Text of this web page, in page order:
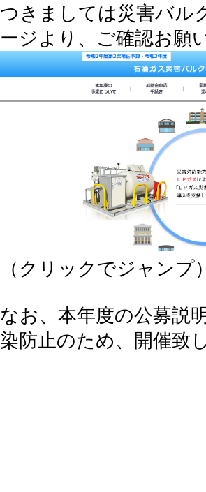
つきましては災害バル
ージより、ご確認お願
（クリックでジャンプ
なお、本年度の公募説
染防止のため、開催致